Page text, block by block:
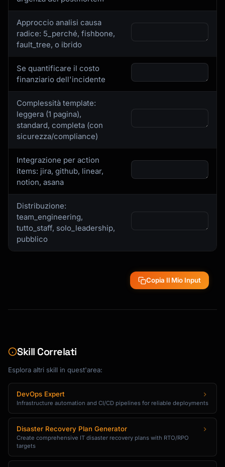
Approccio analisi causa
radice: 5_perché, fishbone,
fault_tree, o ibrido
Se quantificare il costo
finanziario dell'incidente
Complessità template:
leggera (1 pagina),
standard, completa (con
sicurezza/compliance)
Integrazione per action
items: jira, github, linear,
notion, asana
Distribuzione:
team_engineering,
tutto_staff, solo_leadership,
pubblico
Copia Il Mio Input
Skill Correlati
Esplora altri skill in quest'area:
DevOps Expert
Infrastructure automation and CI/CD pipelines for reliable deployments
Disaster Recovery Plan Generator
Create comprehensive IT disaster recovery plans with RTO/RPO
targets